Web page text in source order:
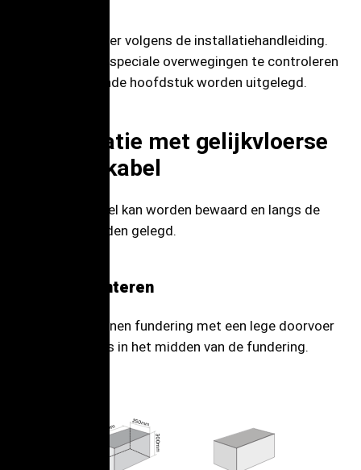
Installeer de lader volgens de installatiehandleiding.
Vergeet niet de speciale overwegingen te controleren
die in het volgende hoofdstuk worden uitgelegd.
7. Installatie met gelijkvloerse
voedingskabel
De voedingskabel kan worden bewaard en langs de
muur/vloer worden gelegd.
De basis monteren
Bouw een betonnen fundering met een lege doorvoer
en leg alle kabels in het midden van de fundering.